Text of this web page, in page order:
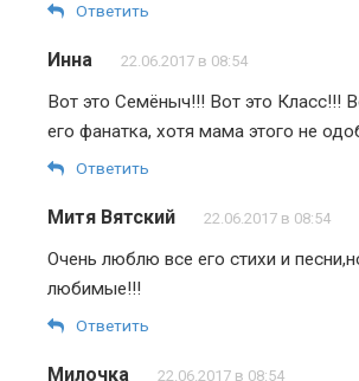
Ответить
Инна 22.06.2017 в 08:54
Вот это Семёныч!!! Вот это Класс!!!
его фанатка, хотя мама этого не
Ответить
Митя Вятский 22.06.2017 в 08:54
Очень люблю все его стихи и
любимые!!!
Ответить
Милочка 22.06.2017 в 08:54